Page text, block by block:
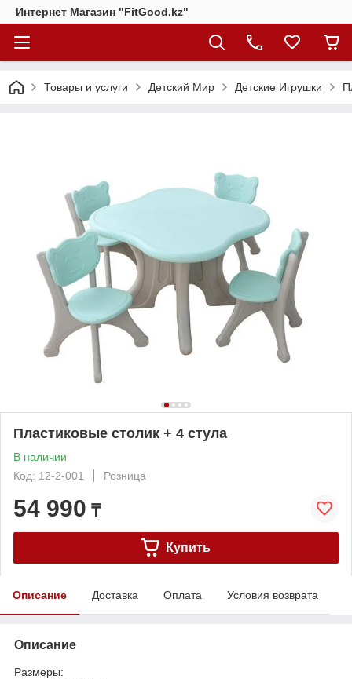
Интернет Магазин "FitGood.kz"
Товары и услуги Детский Мир Детские Игрушки
Пластиковые столик + 4 стула
В наличии
Код: 12-2-001
Розница
54 990 ₸
Купить
Описание Доставка Оплата Условия возврата
Описание
Размеры: